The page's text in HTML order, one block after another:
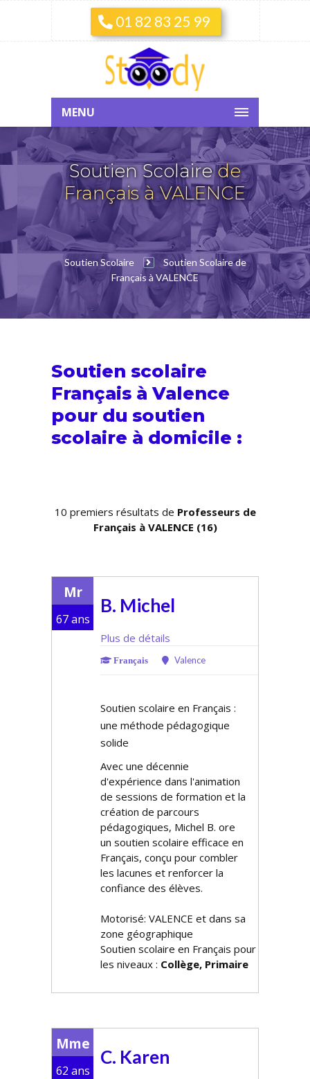
01 82 83 25 99
MENU
Soutien Scolairede
Français à VALENCE
Soutien Scolaire
Soutien Scolaire de
Français à VALENCE
Soutien scolaire
Français à Valence
pour du soutien
scolaire à domicile :
10 premiers résultats de Professeurs de
Français à VALENCE (16)
Mr
67 ans
B. Michel
Plus de détails
Français Valence
Soutien scolaire en Français :
une méthode pédagogique
solide
Avec une décennie
d'expérience dans l'animation
de sessions de formation et la
création de parcours
pédagogiques, Michel B. offre
un soutien scolaire efficace en
Français, conçu pour combler
les lacunes et renforcer la
confiance des élèves.
Motorisé: VALENCE et dans sa
zone géographique
Soutien scolaire en Français pour
les niveaux : Collège, Primaire
Mme
62 ans
C. Karen